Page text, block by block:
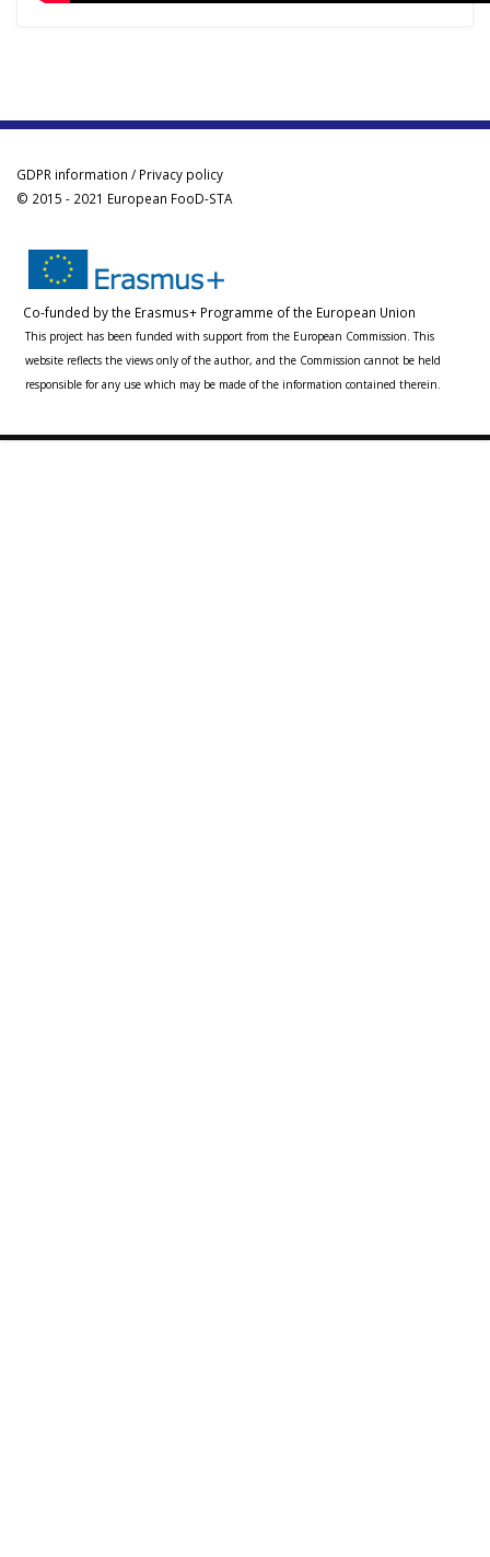
GDPR information / Privacy policy
© 2015 - 2021 European FooD-STA
Co-funded by the Erasmus+ Programme of the European Union
This project has been funded with support from the European Commission. This
website reflects the views only of the author, and the Commission cannot be held
responsible for any use which may be made of the information contained therein.